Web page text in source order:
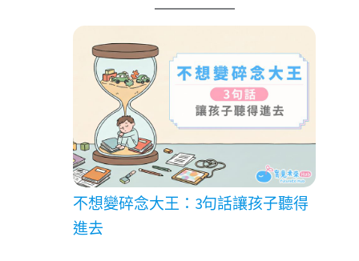
不想變碎念大王：3句話讓孩子聽得
進去